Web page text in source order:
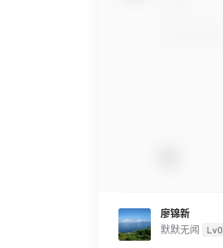
廖锦新
默默无闻
Lv0